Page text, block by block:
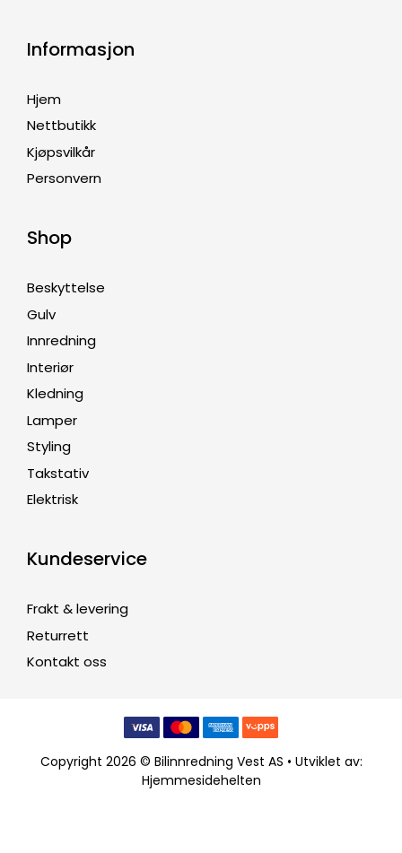
Informasjon
Hjem
Nettbutikk
Kjøpsvilkår
Personvern
Shop
Beskyttelse
Gulv
Innredning
Interiør
Kledning
Lamper
Styling
Takstativ
Elektrisk
Kundeservice
Frakt & levering
Returrett
Kontakt oss
Copyright 2026 © Bilinnredning Vest AS • Utviklet av:
Hjemmesidehelten